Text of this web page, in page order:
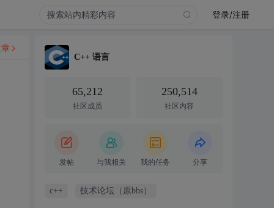
登录/注册
C++ 语言
65,212
社区成员
250,514
社区内容
发帖 与我相关 我的任务 分享
c++ 技术论坛（原bbs）